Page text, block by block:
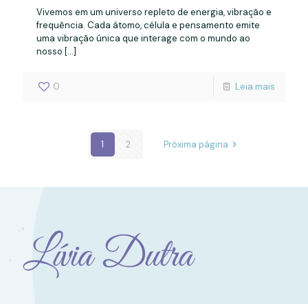
Vivemos em um universo repleto de energia, vibração e
frequência. Cada átomo, célula e pensamento emite
uma vibração única que interage com o mundo ao
nosso […]
0 Leia mais
1 2 Próxima página